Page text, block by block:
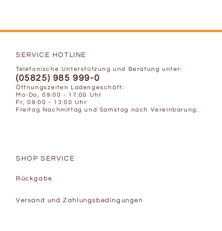
SERVICE HOTLINE
Telefonische Unterstützung und Beratung unter:
(05825) 985 999-0
Öffnungszeiten Ladengeschäft:
Mo-Do, 09:00 - 17:00 Uhr
Fr, 09:00 - 13:00 Uhr
Freitag Nachmittag und Samstag nach Vereinbarung.
SHOP SERVICE
Rückgabe
Versand und Zahlungsbedingungen